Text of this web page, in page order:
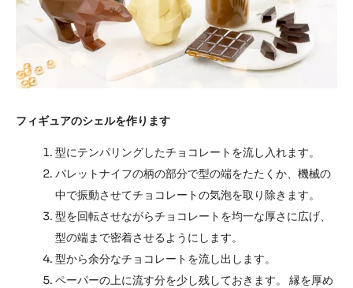
フィギュアのシェルを作ります
型にテンパリングしたチョコレートを流し入れます。
パレットナイフの柄の部分で型の端をたたくか、機械の
中で振動させてチョコレートの気泡を取り除きます。
型を回転させながらチョコレートを均一な厚さに広げ、
型の端まで密着させるようにします。
型から余分なチョコレートを流し出します。
ペーパーの上に流す分を少し残しておきます。 縁を厚め